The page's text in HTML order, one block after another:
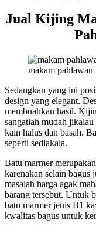
Jual Kijing
makam pahlawan
Sedangkan yang ini
design yang elegant.
membuahkan hasil.
sangatlah mudah
kain halus dan basah.
seperti sediakala.
Batu marmer
karenakan selain
masalah harga agak
barang tersebut. Untuk
batu marmer jenis B1
kwalitas bagus untuk